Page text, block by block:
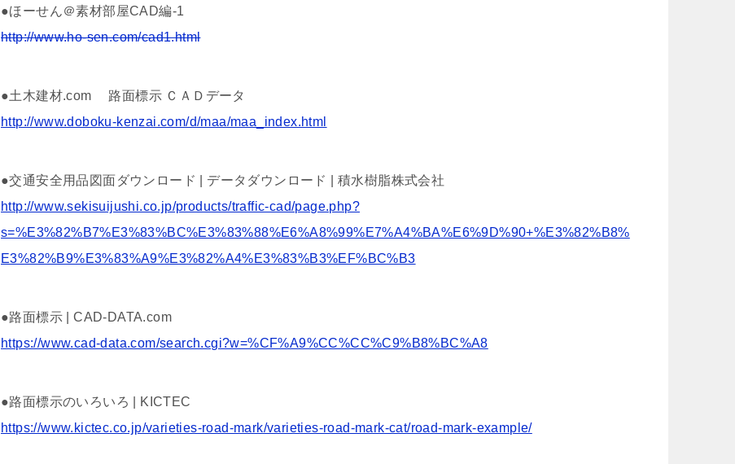
●ほーせん＠素材部屋CAD編-1
http://www.ho-sen.com/cad1.html
●土木建材.com 路面標示 ＣＡＤデータ
http://www.doboku-kenzai.com/d/maa/maa_index.html
●交通安全用品図面ダウンロード | データダウンロード | 積水樹脂株式会社
http://www.sekisuijushi.co.jp/products/traffic-cad/page.php?
s=%E3%82%B7%E3%83%BC%E3%83%88%E6%A8%99%E7%A4%BA%E6%9D%90+%E3%82%B8%
E3%82%B9%E3%83%A9%E3%82%A4%E3%83%B3%EF%BC%B3
●路面標示 | CAD-DATA.com
https://www.cad-data.com/search.cgi?w=%CF%A9%CC%CC%C9%B8%BC%A8
●路面標示のいろいろ | KICTEC
https://www.kictec.co.jp/varieties-road-mark/varieties-road-mark-cat/road-mark-example/